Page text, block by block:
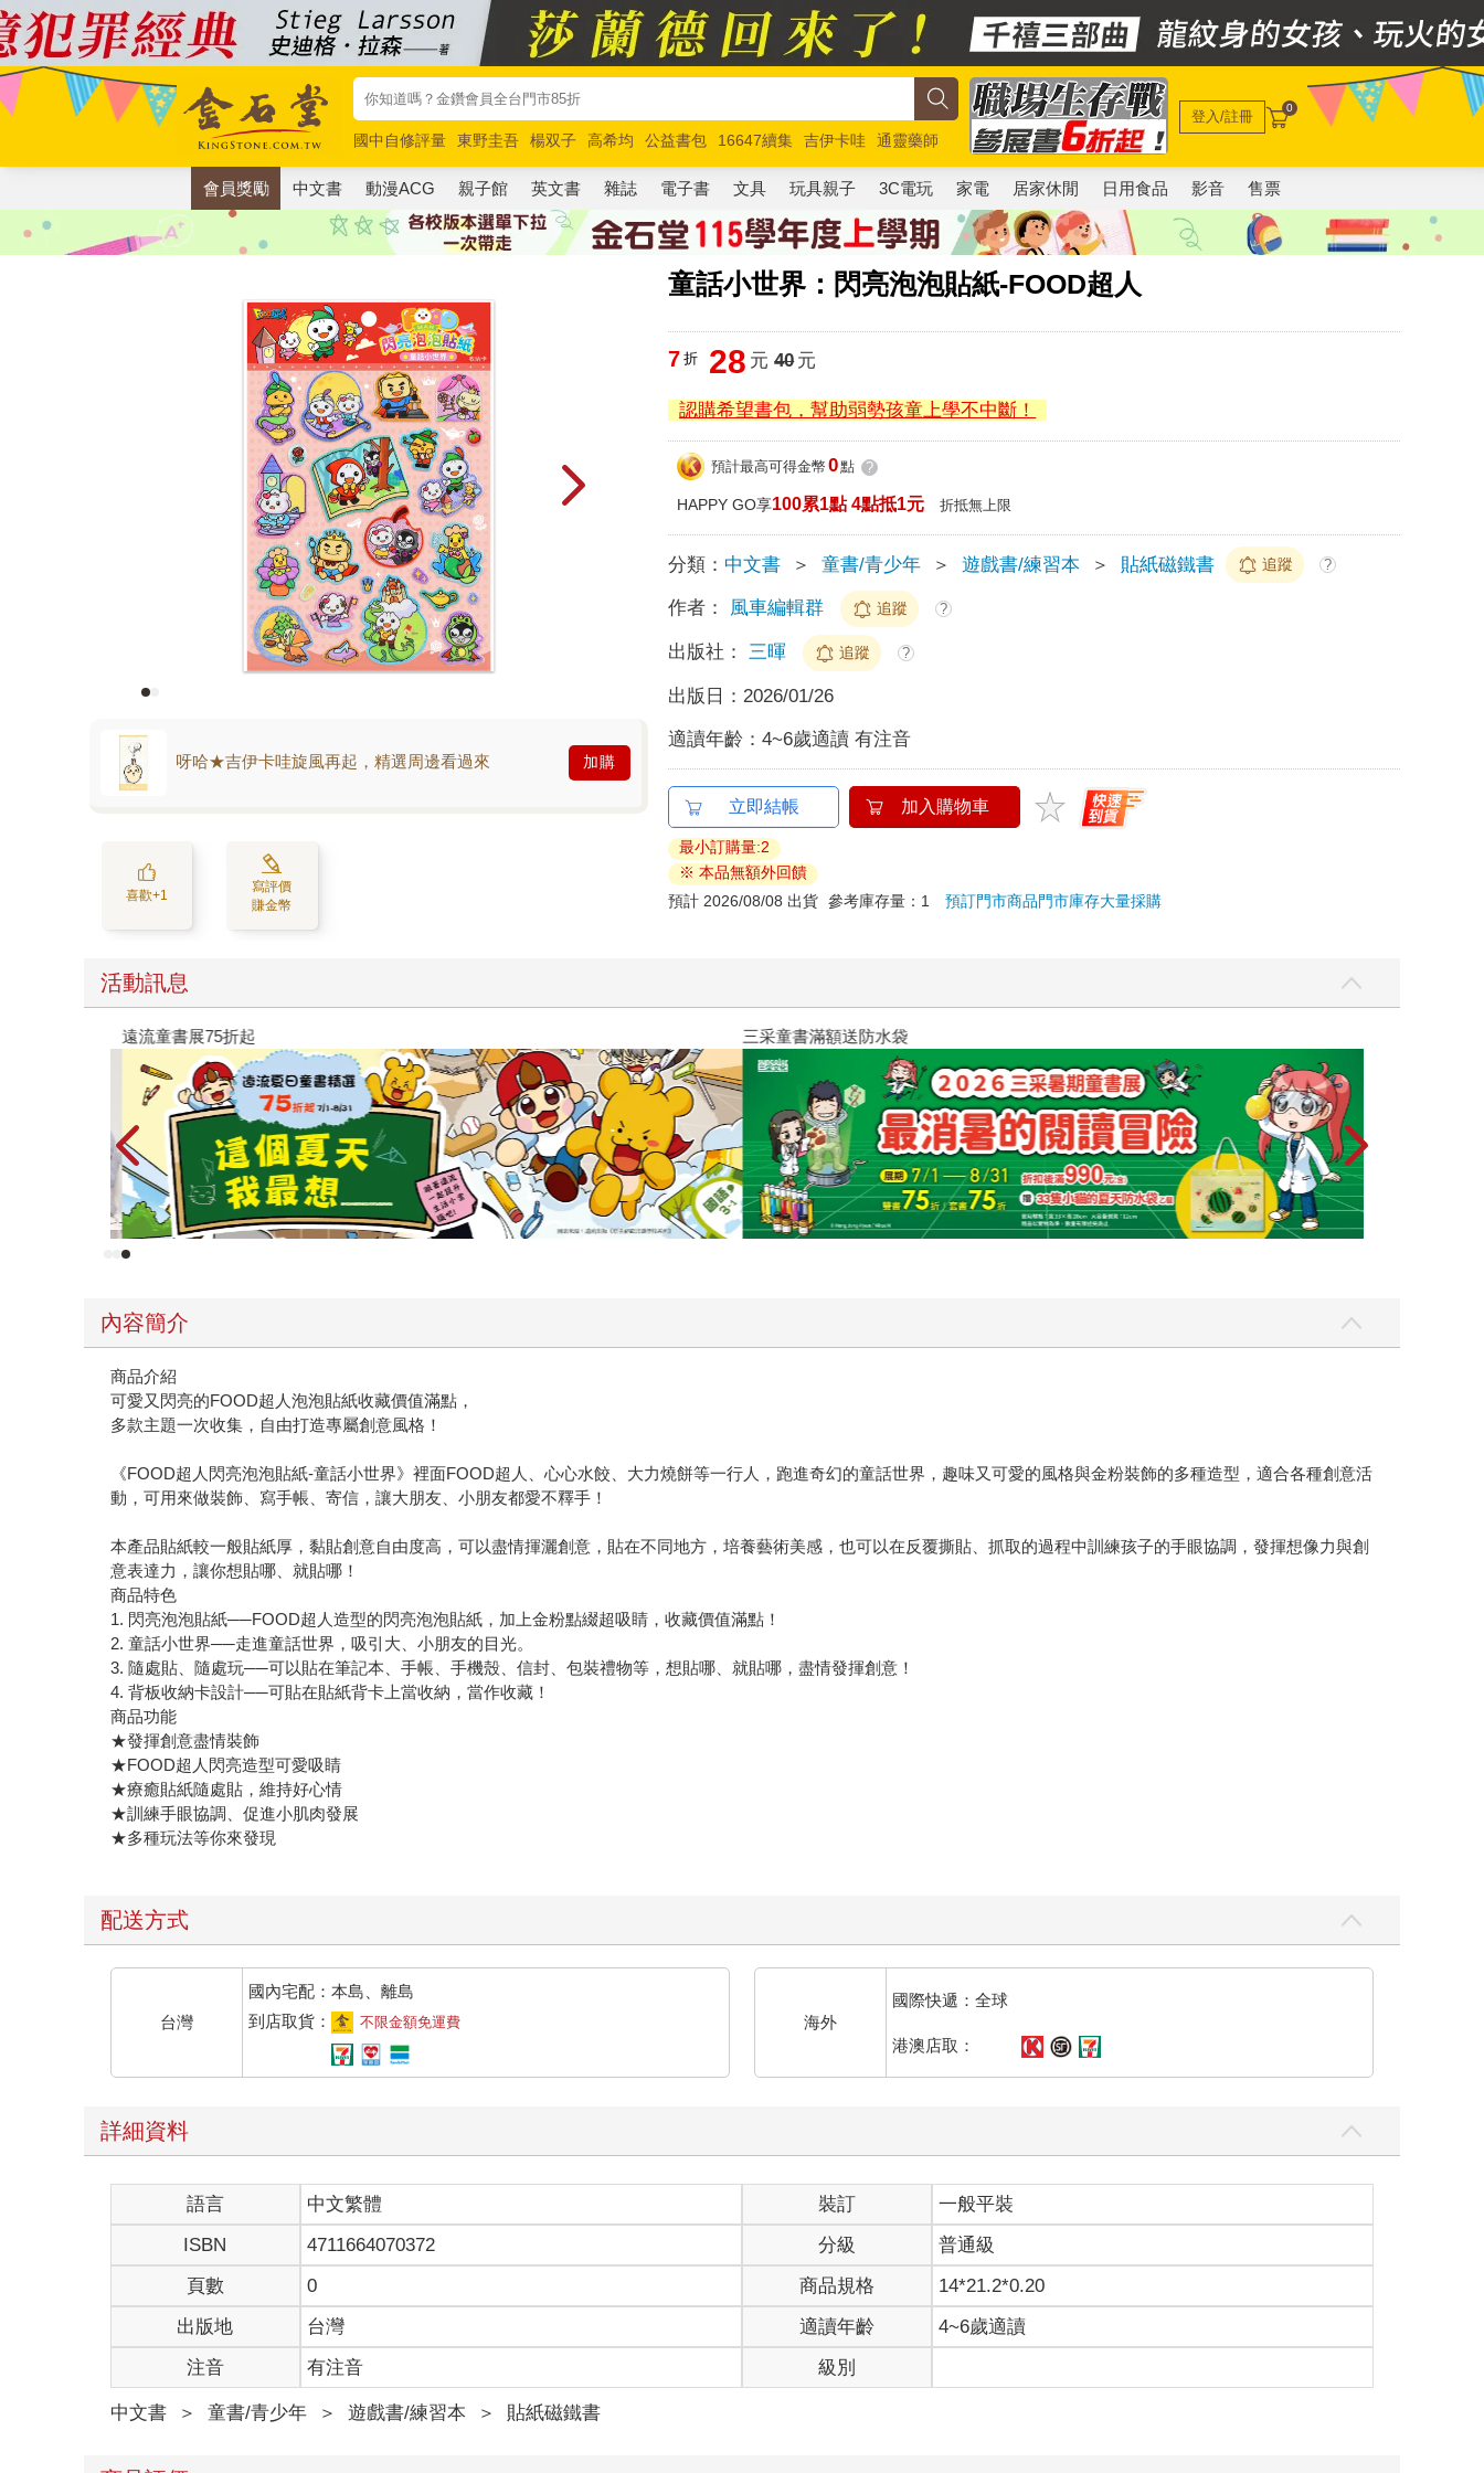
國中自修評量 東野圭吾 楊双子 高希均 公益書包 16647續集 吉伊卡哇
通靈藥師
唯紅花綻放
奧德賽 路邊攤新作 馬斯克 玩具總動員5 超慢跑
登入/註冊 0
會員獎勵 中文書 動漫ACG 親子館 英文書 雜誌 電子書 文具 玩具親子 3C電玩 家電 居家休閒 日用食品 影音 售票
童話小世界：閃亮泡泡貼紙-FOOD超人
呀哈★吉伊卡哇旋風再起，精選周邊看過來 加購
喜歡+1
寫評價
賺金幣
7 折 28 元 40元
認購希望書包，幫助弱勢孩童上學不中斷！
預計最高可得金幣 0點 ?
HAPPY GO享100累1點 4點抵1元 折抵無上限
分類： 中文書 ＞ 童書/青少年 ＞ 遊戲書/練習本 ＞ 貼紙磁鐵書 追蹤 ?
作者： 風車編輯群 追蹤 ?
出版社： 三暉 追蹤 ?
出版日： 2026/01/26
適讀年齡：4~6歲適讀 有注音
立即結帳 加入購物車
最小訂購量:2
※ 本品無額外回饋
預計 2026/08/08 出貨 參考庫存量：1預訂門市商品門市庫存大量採購
活動訊息
遠流童書展75折起 三采童書滿額送防水袋
內容簡介
商品介紹
可愛又閃亮的FOOD超人泡泡貼紙收藏價值滿點，
多款主題一次收集，自由打造專屬創意風格！
《FOOD超人閃亮泡泡貼紙-童話小世界》裡面FOOD超人、心心水餃、大力燒餅等一行人，跑進奇幻的童話世界，趣味又可愛的風格與金粉裝飾的多種造型，適合各種創意活
動，可用來做裝飾、寫手帳、寄信，讓大朋友、小朋友都愛不釋手！
本產品貼紙較一般貼紙厚，黏貼創意自由度高，可以盡情揮灑創意，貼在不同地方，培養藝術美感，也可以在反覆撕貼、抓取的過程中訓練孩子的手眼協調，發揮想像力與創
意表達力，讓你想貼哪、就貼哪！
商品特色
1. 閃亮泡泡貼紙──FOOD超人造型的閃亮泡泡貼紙，加上金粉點綴超吸睛，收藏價值滿點！
2. 童話小世界──走進童話世界，吸引大、小朋友的目光。
3. 隨處貼、隨處玩──可以貼在筆記本、手帳、手機殼、信封、包裝禮物等，想貼哪、就貼哪，盡情發揮創意！
4. 背板收納卡設計──可貼在貼紙背卡上當收納，當作收藏！
商品功能
★發揮創意盡情裝飾
★FOOD超人閃亮造型可愛吸睛
★療癒貼紙隨處貼，維持好心情
★訓練手眼協調、促進小肌肉發展
★多種玩法等你來發現
配送方式
台灣
國內宅配：本島、離島
到店取貨：
不限金額免運費 海外
國際快遞：全球
港澳店取：
詳細資料
語言 中文繁體 裝訂
一般平裝
ISBN
4711664070372 分級
普通級
頁數
0 商品規格
14*21.2*0.20
出版地
台灣 適讀年齡
4~6歲適讀
注音
有注音 級別
中文書 ＞ 童書/青少年 ＞ 遊戲書/練習本 ＞ 貼紙磁鐵書